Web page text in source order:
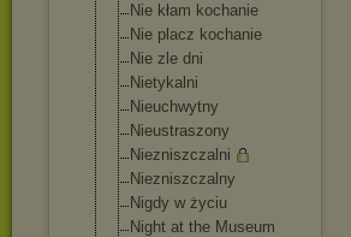
Nie kłam kochanie
Nie placz kochanie
Nie zle dni
Nietykalni
Nieuchwytny
Nieustraszony
Niezniszczalni
Niezniszczalny
Nigdy w życiu
Night at the Museum